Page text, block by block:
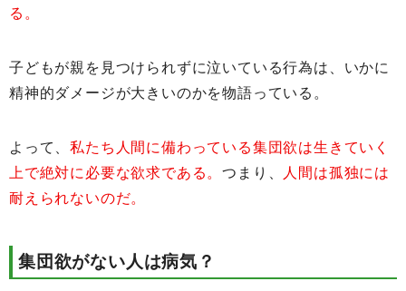
る。
子どもが親を見つけられずに泣いている行為は、いかに
精神的ダメージが大きいのかを物語っている。
よって、私たち人間に備わっている集団欲は生きていく
上で絶対に必要な欲求である。つまり、
人間は孤独には
耐えられないのだ。
集団欲がない人は病気？